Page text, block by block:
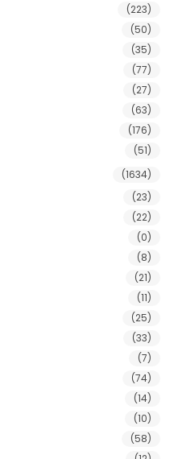
(223)
(50)
(35)
(77)
(27)
(63)
(176)
(51)
(1634)
(23)
(22)
(0)
(8)
(21)
(11)
(25)
(33)
(7)
(74)
(14)
(10)
(58)